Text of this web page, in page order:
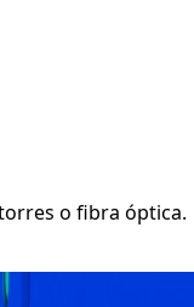
o fibra óptica.